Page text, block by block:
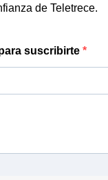
de Teletrece.
suscribirte